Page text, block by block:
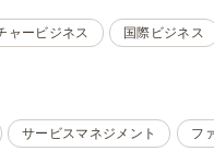
ャービジネス 国際ビジネス
サービスマネジメント フ